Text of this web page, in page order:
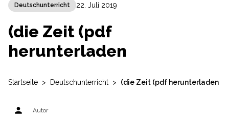
Deutschunterricht 22. Juli 2019
(die Zeit (pdf
herunterladen
Startseite > Deutschunterricht > (die Zeit (pdf herunterladen
person Autor